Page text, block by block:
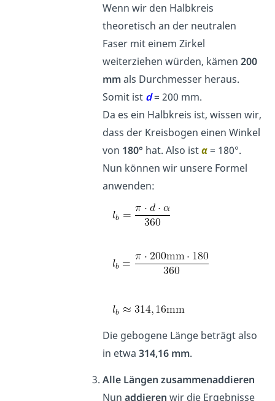
Wenn wir den Halbkreis
theoretisch an der neutralen
Faser mit einem Zirkel
weiterziehen würden, kämen 200
mmals Durchmesser heraus.
Somit ist d= 200 mm.
Da es ein Halbkreis ist, wissen wir,
dass der Kreisbogen einen Winkel
von 180° hat. Also istα= 180°.
Nun können wir unsere Formel
anwenden:
Die gebogene Länge beträgt also
in etwa 314,16 mm.
Alle Längen zusammenaddieren
Nun addieren wir die Ergebnisse